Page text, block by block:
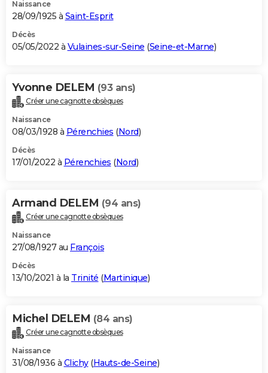
Naissance
28/09/1925 à Saint-Esprit
Décès
05/05/2022 à Vulaines-sur-Seine (Seine-et-Marne)
Yvonne DELEM (93 ans)
Créer une cagnotte obsèques
Naissance
08/03/1928 à Pérenchies (Nord)
Décès
17/01/2022 à Pérenchies (Nord)
Armand DELEM (94 ans)
Créer une cagnotte obsèques
Naissance
27/08/1927 au François
Décès
13/10/2021 à la Trinité (Martinique)
Michel DELEM (84 ans)
Créer une cagnotte obsèques
Naissance
31/08/1936 à Clichy(Hauts-de-Seine)